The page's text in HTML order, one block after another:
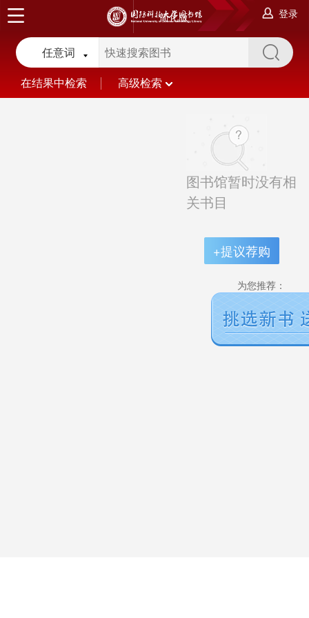
登录
简化版
任意词
在结果中检索
高级检索
图书馆暂时没有相
关书目
+提议荐购
为您推荐：